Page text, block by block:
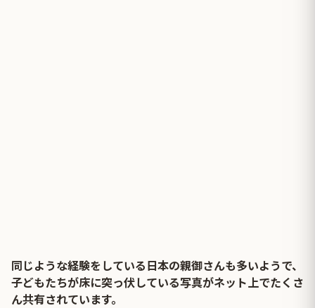
同じような経験をしている日本の親御さんも多いようで、
子どもたちが床に突っ伏している写真がネット上でたくさ
ん共有されています。